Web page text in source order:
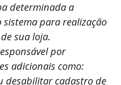
determinada a
para realização
sua loja.
por
adicionais como:
desabilitar cadastro de